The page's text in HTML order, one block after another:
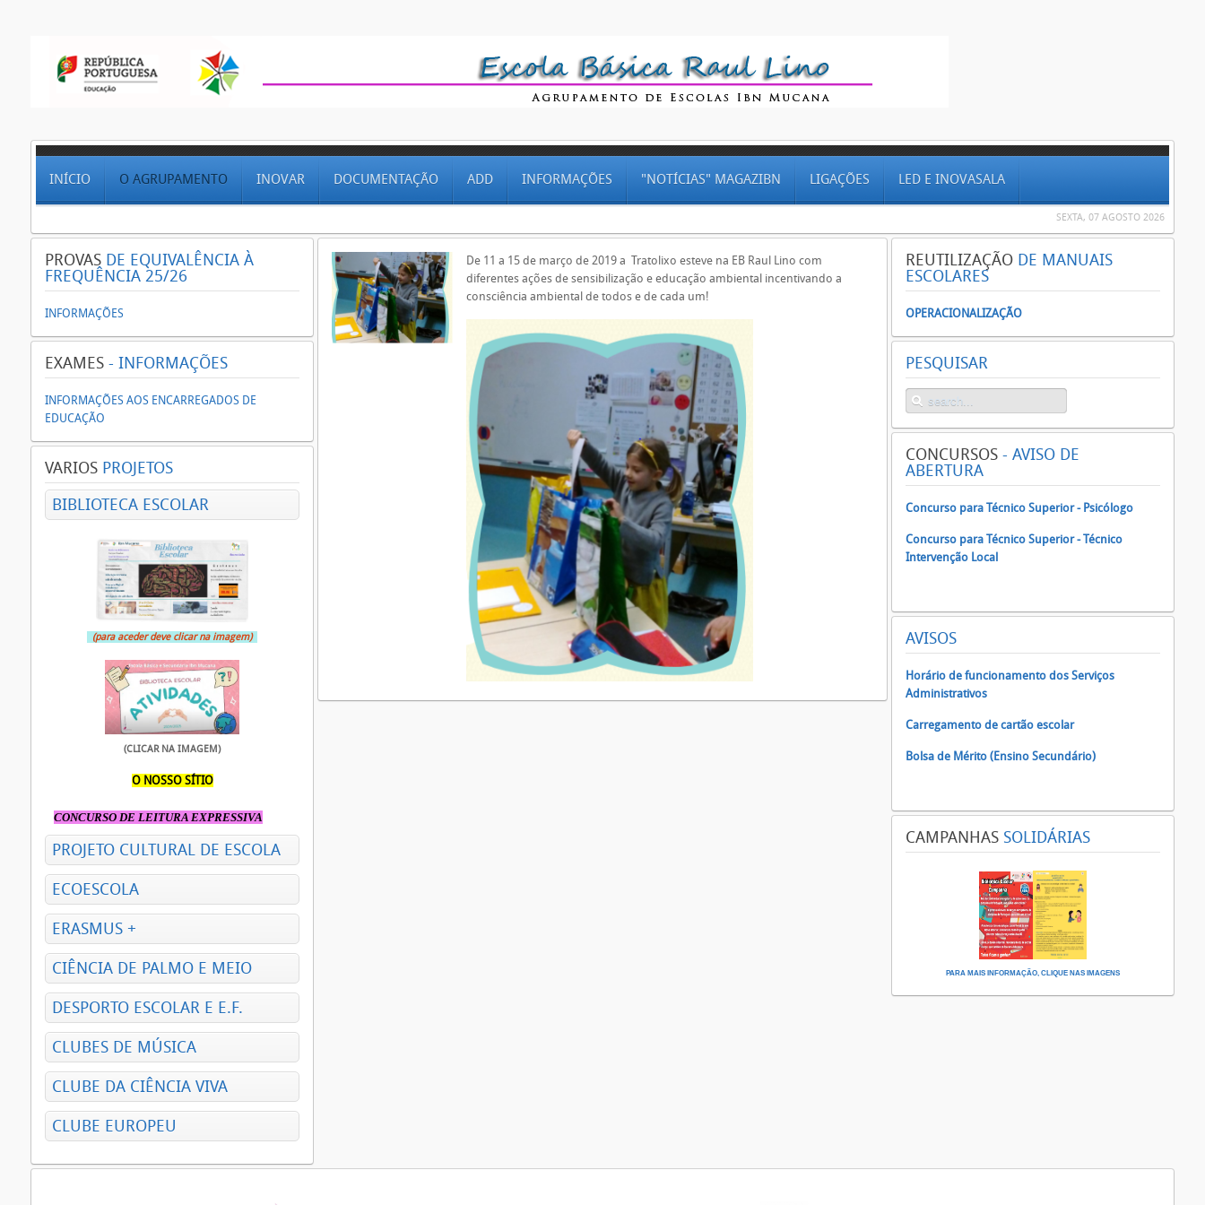
INÍCIO O AGRUPAMENTO INOVAR DOCUMENTAÇÃO ADD INFORMAÇÕES "NOTÍCIAS" MAGAZIBN LIGAÇÕES LED E INOVASALA
SEXTA, 07 AGOSTO 2026
De 11 a 15 de março de 2019 a Tratolixo esteve na EB Raul Lino com
diferentes ações de sensibilização e educação ambiental incentivando a
consciência ambiental de todos e de cada um!
PROVAS DE EQUIVALÊNCIA À
FREQUÊNCIA 25/26
INFORMAÇÕES
EXAMES - INFORMAÇÕES
INFORMAÇÕES AOS ENCARREGADOS DE
EDUCAÇÃO
VARIOS PROJETOS
BIBLIOTECA ESCOLAR
(para aceder deve clicar na imagem)
(CLICAR NA IMAGEM)
O NOSSO SÍTIO
CONCURSO DE LEITURA EXPRESSIVA
PROJETO CULTURAL DE ESCOLA
ECOESCOLA
ERASMUS +
CIÊNCIA DE PALMO E MEIO
DESPORTO ESCOLAR E E.F.
CLUBES DE MÚSICA
CLUBE DA CIÊNCIA VIVA
CLUBE EUROPEU
REUTILIZAÇÃO DE MANUAIS
ESCOLARES
OPERACIONALIZAÇÃO
PESQUISAR
CONCURSOS - AVISO DE
ABERTURA
Concurso para Técnico Superior - Psicólogo
Concurso para Técnico Superior - Técnico
Intervenção Local
AVISOS
Horário de funcionamento dos Serviços
Administrativos
Carregamento de cartão escolar
Bolsa de Mérito (Ensino Secundário)
CAMPANHAS SOLIDÁRIAS
PARA MAIS INFORMAÇÃO, CLIQUE NAS IMAGENS